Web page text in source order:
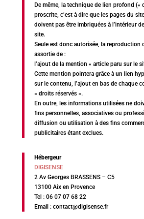
De même, la technique de lien profond («
proscrite, c’est à dire que les pages du
doivent pas être imbriquées à l’intérieur
site.
Seule est donc autorisée, la reproduction
assortie de :
l’ajout de la mention « article paru sur le
Cette mention pointera grâce à un lien
sur le contenu, l’ajout en bas de chaque
« droits réservés ».
En outre, les informations utilisées ne
fins personnelles, associatives ou
diffusion ou utilisation à des fins
publicitaires étant exclues.
Hébergeur
DIGISENSE
2 Av Georges BRASSENS – C5
13100 Aix en Provence
Tel : 06 07 07 68 22
Email : contact@digisense.fr